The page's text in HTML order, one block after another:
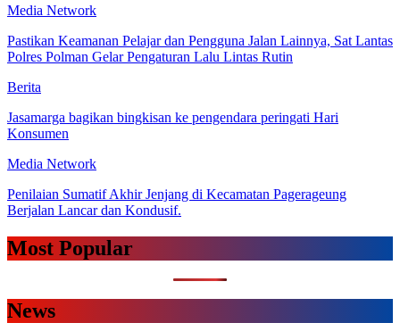
Media Network
Pastikan Keamanan Pelajar dan Pengguna Jalan Lainnya, Sat Lantas
Polres Polman Gelar Pengaturan Lalu Lintas Rutin
Berita
Jasamarga bagikan bingkisan ke pengendara peringati Hari
Konsumen
Media Network
Penilaian Sumatif Akhir Jenjang di Kecamatan Pagerageung
Berjalan Lancar dan Kondusif.
Most Popular
News